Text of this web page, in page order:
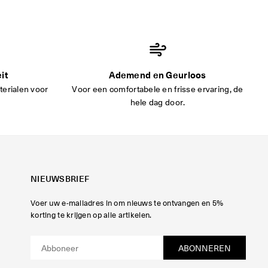
voor
Ademend en Geurloos
Voor een comfortabele en frisse ervaring, de
hele dag door.
NIEUWSBRIEF
Voer uw e-mailadres in om nieuws te ontvangen en 5%
korting te krijgen op alle artikelen.
ABONNEREN